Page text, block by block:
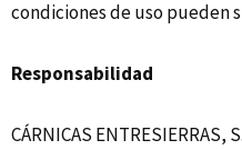
condiciones de uso pueden
Responsabilidad
CÁRNICAS